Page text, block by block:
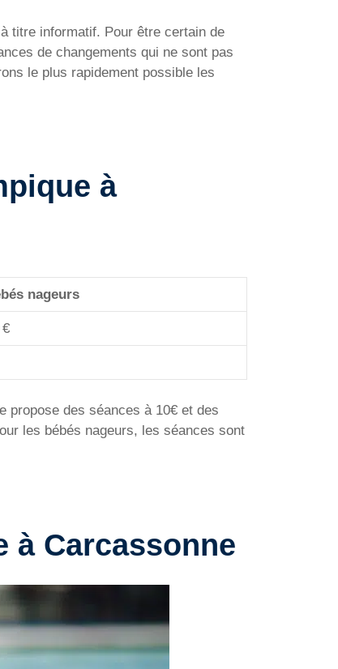
titre informatif. Pour être certain de
de changements qui ne sont pas
le plus rapidement possible les
à
nageurs
€
propose des séances à 10€ et des
les bébés nageurs, les séances sont
à Carcassonne